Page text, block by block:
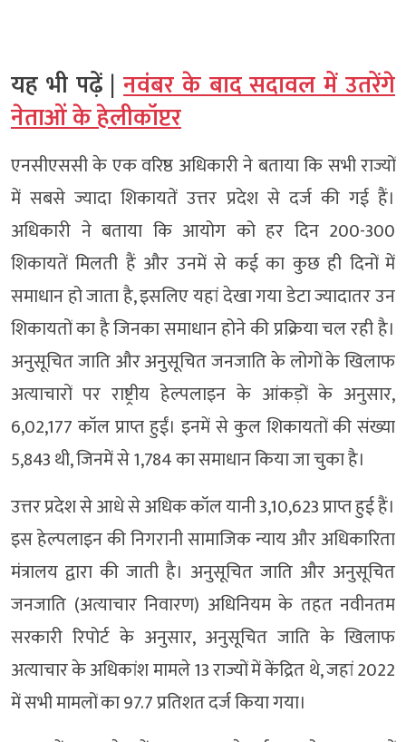
यह भी पढ़ें |नवंबर के बाद सदावल में उतरेंगे
नेताओं के हेलीकॉप्टर
एनसीएससी के एक वरिष्ठ अधिकारी ने बताया कि सभी राज्यों
में सबसे ज्यादा शिकायतें उत्तर प्रदेश से दर्ज की गई हैं।
अधिकारी ने बताया कि आयोग को हर दिन 200-300
शिकायतें मिलती हैं और उनमें से कई का कुछ ही दिनों में
समाधान हो जाता है, इसलिए यहां देखा गया डेटा ज्यादातर उन
शिकायतों का है जिनका समाधान होने की प्रक्रिया चल रही है।
अनुसूचित जाति और अनुसूचित जनजाति के लोगों के खिलाफ
अत्याचारों पर राष्ट्रीय हेल्पलाइन के आंकड़ों के अनुसार,
6,02,177 कॉल प्राप्त हुईं। इनमें से कुल शिकायतों की संख्या
5,843 थी, जिनमें से 1,784 का समाधान किया जा चुका है।
उत्तर प्रदेश से आधे से अधिक कॉल यानी 3,10,623 प्राप्त हुई हैं।
इस हेल्पलाइन की निगरानी सामाजिक न्याय और अधिकारिता
मंत्रालय द्वारा की जाती है। अनुसूचित जाति और अनुसूचित
जनजाति (अत्याचार निवारण) अधिनियम के तहत नवीनतम
सरकारी रिपोर्ट के अनुसार, अनुसूचित जाति के खिलाफ
अत्याचार के अधिकांश मामले 13 राज्यों में केंद्रित थे, जहां 2022
में सभी मामलों का 97.7 प्रतिशत दर्ज किया गया।